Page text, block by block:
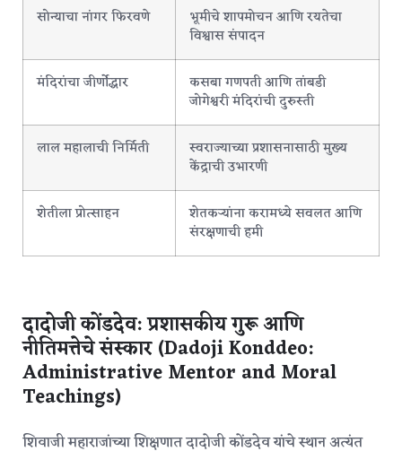
सोन्याचा नांगर फिरवणे
भूमीचे शापमोचन आणि रयतेचा
विश्वास संपादन
मंदिरांचा जीर्णोद्धार
कसबा गणपती आणि तांबडी
जोगेश्वरी मंदिरांची दुरुस्ती
लाल महालाची निर्मिती
स्वराज्याच्या प्रशासनासाठी मुख्य
केंद्राची उभारणी
शेतीला प्रोत्साहन
शेतकऱ्यांना करामध्ये सवलत आणि
संरक्षणाची हमी
दादोजी कोंडदेव: प्रशासकीय गुरू आणि
नीतिमत्तेचे संस्कार (Dadoji Konddeo:
Administrative Mentor and Moral
Teachings)
शिवाजी महाराजांच्या शिक्षणात दादोजी कोंडदेव यांचे स्थान अत्यंत